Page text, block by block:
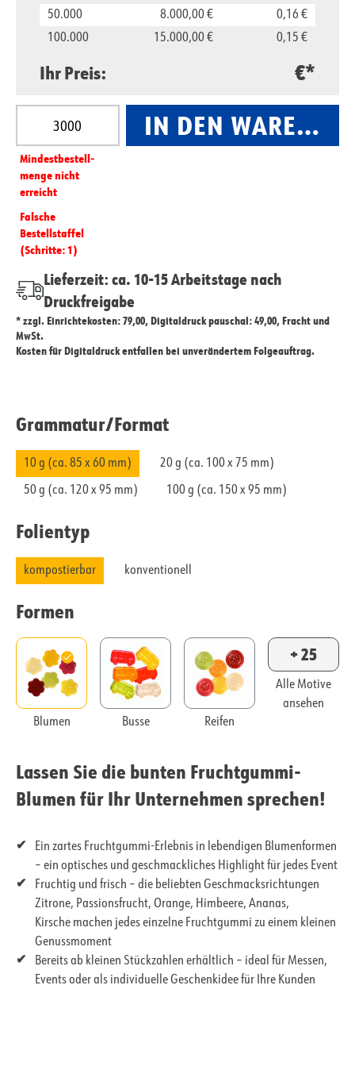
50.000
8.000,00 €
0,16 €
100.000
15.000,00 € 0,15 €
Ihr Preis: €*
Produkt Anzahl: Gib den gewünschten Wert ein
Mindest­­bestell­­
menge nicht
erreicht
Falsche
Bestellstaffel
(Schritte: 1)
IN DEN
Lieferzeit: ca. 10-15 Arbeitstage nach
Druckfreigabe
* zzgl. Einrichtekosten: 79,00, Digitaldruck pauschal: 49,00, Fracht und
MwSt.
Kosten für Digitaldruck entfallen bei unverändertem Folgeauftrag.
Grammatur/​Format
10 g (ca. 85 x 60 mm) 20 g (ca. 100 x 75 mm)
50 g (ca. 120 x 95 mm) 100 g (ca. 150 x 95 mm)
Folientyp
kompostierbar konventionell
Formen
Blumen Busse Reifen
+ 25
Alle Motive
ansehen
Lassen Sie die bunten Fruchtgummi-
Blumen für Ihr Unternehmen sprechen!
Ein zartes Fruchtgummi-Erlebnis in lebendigen Blumenformen
– ein optisches und geschmackliches Highlight für jedes Event
Fruchtig und frisch – die beliebten Geschmacksrichtungen
Zitrone, Passionsfrucht, Orange, Himbeere, Ananas,
Kirsche machen jedes einzelne Fruchtgummi zu einem kleinen
Genussmoment
Bereits ab kleinen Stückzahlen erhältlich – ideal für Messen,
Events oder als individuelle Geschenkidee für Ihre Kunden